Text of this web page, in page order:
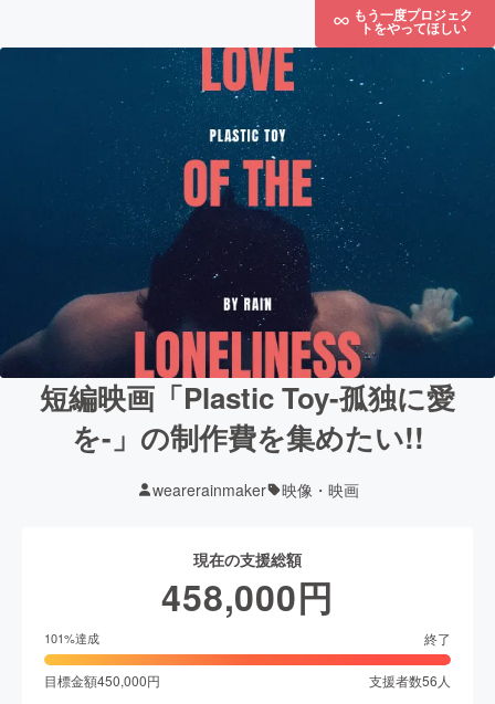
もう一度プロジェク
トをやってほしい
短編映画「Plastic Toy-孤独に愛
を-」の制作費を集めたい!!
wearerainmaker 映像・映画
現在の支援総額
458,000円
101%達成 終了
目標金額450,000円 支援者数56 人